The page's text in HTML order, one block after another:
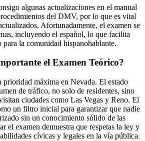
algunas actualizaciones en el manual
del DMV, por lo que es vital
Afortunadamente, el examen se
incluyendo el español, lo que facilita
para la comunidad hispanohablante.
el Examen Teórico?
prioridad máxima en Nevada. El estado
de tráfico, no solo de residentes, sino
ciudades como Las Vegas y Reno. El
un filtro inicial para garantizar que nadie
sin un conocimiento sólido de las
el examen demuestra que respetas la ley y
cívicas y legales en la vía pública.